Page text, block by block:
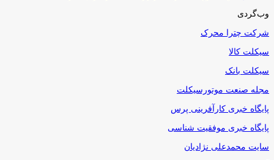
وب‌گردی
شرکت چترا محرک
سیکلت کالا
سیکلت بانک
مجله صنعت موتورسیکلت
پایگاه خبری کارآفرینی پرس
پایگاه خبری موفقیت شناسی
سایت محمدعلی نژادیان